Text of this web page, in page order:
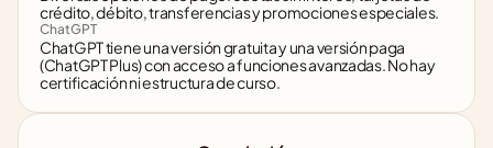
crédito, débito, transferencias y promociones especiales.
ChatGPT
ChatGPT tiene una versión gratuita y una versión paga
(ChatGPT Plus) con acceso a funciones avanzadas. No hay
certificación ni estructura de curso.